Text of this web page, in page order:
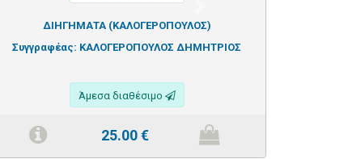
ΔΙΗΓΗΜΑΤΑ (ΚΑΛΟΓΕΡΟΠΟΥΛΟΣ)
Συγγραφέας: ΚΑΛΟΓΕΡΟΠΟΥΛΟΣ ΔΗΜΗΤΡΙΟΣ
Άμεσα διαθέσιμο
25.00€